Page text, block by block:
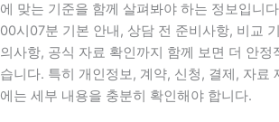
에 맞는 기준을 함께 살펴봐야 하는 정보입니
00시07분 기본 안내, 상담 전 준비사항, 비교
의사항, 공식 자료 확인까지 함께 보면 더 안정
습니다. 특히 개인정보, 계약, 신청, 결제, 자료
에는 세부 내용을 충분히 확인해야 합니다.